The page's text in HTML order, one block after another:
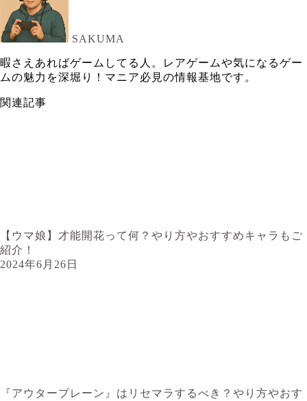
SAKUMA
暇さえあればゲームしてる人。レアゲームや気になるゲー
ムの魅力を深堀り！マニア必見の情報基地です。
関連記事
【ウマ娘】才能開花って何？やり方やおすすめキャラもご
紹介！
2024年6月26日
『アウタープレーン』はリセマラするべき？やり方やおす